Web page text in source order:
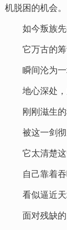
机脱困的机会。
如今叛族
它万古的
瞬间沦为
地心深处
刚刚滋生
被这一剑彻
它太清楚这
自己靠着
看似逼近
面对残缺